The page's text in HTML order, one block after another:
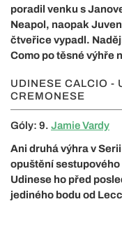
poradil venku s
Neapol, naopak
čtveřice vypadl.
Como po těsné výhře
UDINESE CALCIO -
CREMONESE
Góly: 9. Jamie Vardy
Ani druhá výhra v
opuštění
Udinese ho před
jediného bodu od